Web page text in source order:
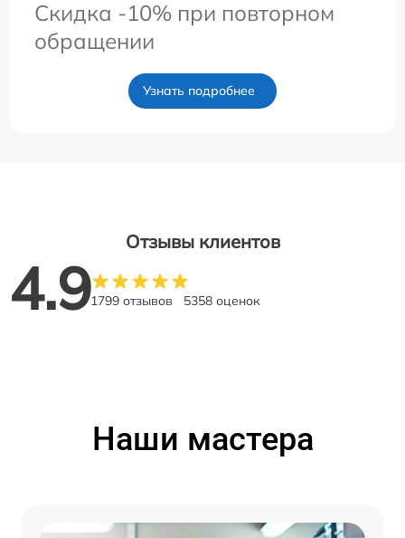
Скидка -10% при повторном
обращении
Узнать подробнее
Отзывы клиентов
4.91799 отзывов 5358 оценок
Наши мастера